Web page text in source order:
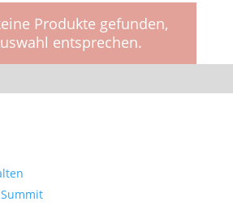
Produkte gefunden,
entsprechen.